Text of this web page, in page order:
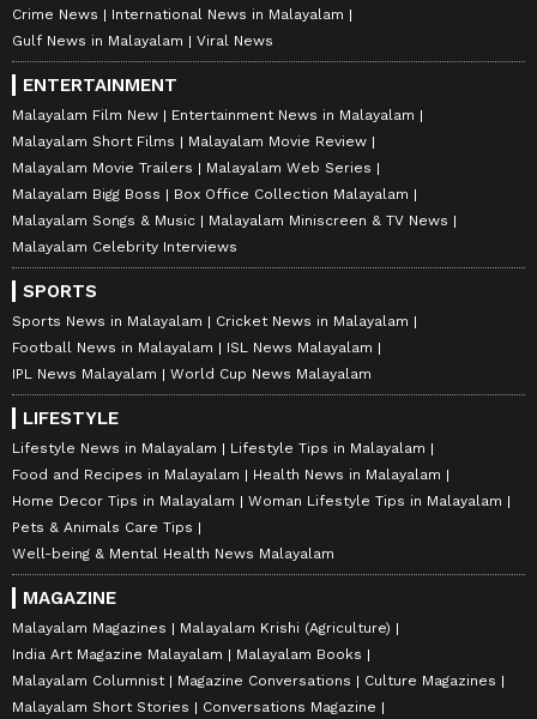
Image Credit :Getty
രോഗപ്രതിരോധശേഷി കൂട്ടും
ശരീരത്തിന്റെ രോഗപ്രതിരോധശേഷിക്ക്
ആവശ്യമായ പല പോഷകങ്ങളും
മീൻമുട്ടയിലുണ്ട്. ഇത് ഭക്ഷണത്തിൽ
ഉൾപ്പെടുത്തുന്നത് അസുഖങ്ങൾ വരാതെ
തടയാൻ സഹായിക്കും.
Crime News
International News in Malayalam
Gulf News in Malayalam
Viral News
ENTERTAINMENT
Malayalam Film New
Entertainment News in Malayalam
Malayalam Short Films
Malayalam Movie Review
Malayalam Movie Trailers
Malayalam Web Series
Malayalam Bigg Boss
Box Office Collection Malayalam
Malayalam Songs & Music
Malayalam Miniscreen & TV News
Malayalam Celebrity Interviews
SPORTS
Sports News in Malayalam
Cricket News in Malayalam
Football News in Malayalam
ISL News Malayalam
IPL News Malayalam
World Cup News Malayalam
LIFESTYLE
Lifestyle News in Malayalam
Lifestyle Tips in Malayalam
Food and Recipes in Malayalam
Health News in Malayalam
Home Decor Tips in Malayalam
Woman Lifestyle Tips in Malayalam
Pets & Animals Care Tips
Well-being & Mental Health News Malayalam
MAGAZINE
Malayalam Magazines
Malayalam Krishi (Agriculture)
India Art Magazine Malayalam
Malayalam Books
Malayalam Columnist
Magazine Conversations
Culture Magazines
Malayalam Short Stories
Conversations Magazine